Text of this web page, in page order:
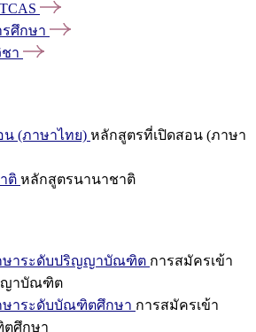
TCAS
รศึกษา
า
(ภาษาไทย) หลักสูตรที่เปิดสอน (ภาษา
ติ หลักสูตรนานาชาติ
ษาระดับปริญญาบัณฑิต การสมัครเข้า
ญาบัณฑิต
ษาระดับบัณฑิตศึกษา การสมัครเข้า
ศึกษา